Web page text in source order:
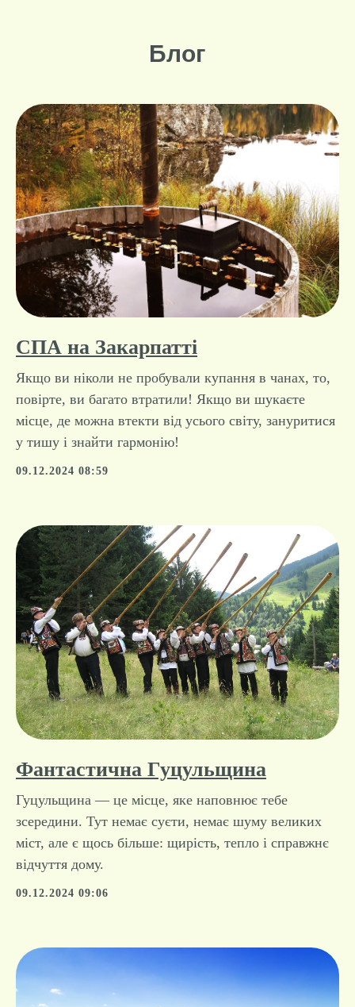
ДОДАТИ ВІДГУК
Блог
СПА на Закарпатті
Якщо ви ніколи не пробували купання в чанах, то,
повірте, ви багато втратили! Якщо ви шукаєте
місце, де можна втекти від усього світу, зануритися
у тишу і знайти гармонію!
09.12.2024 08:59
Фантастична Гуцульщина